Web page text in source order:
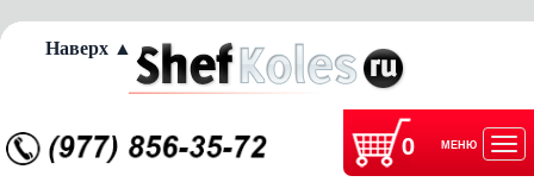
0 МЕНЮ
Наверх ▲